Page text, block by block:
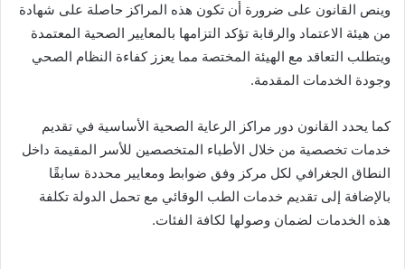
وينص القانون على ضرورة أن تكون هذه المراكز حاصلة على شهادة
من هيئة الاعتماد والرقابة تؤكد التزامها بالمعايير الصحية المعتمدة
ويتطلب التعاقد مع الهيئة المختصة مما يعزز كفاءة النظام الصحي
وجودة الخدمات المقدمة.
كما يحدد القانون دور مراكز الرعاية الصحية الأساسية في تقديم
خدمات تخصصية من خلال الأطباء المتخصصين للأسر المقيمة داخل
النطاق الجغرافي لكل مركز وفق ضوابط ومعايير محددة سابقًا
بالإضافة إلى تقديم خدمات الطب الوقائي مع تحمل الدولة تكلفة
هذه الخدمات لضمان وصولها لكافة الفئات.